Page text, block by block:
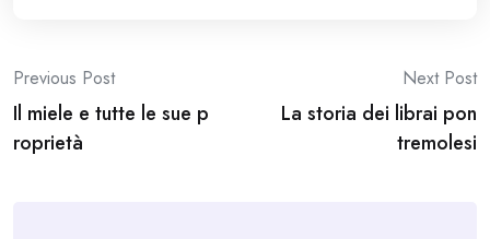
Post
navigation
Previous Post
Il miele e tutte le sue p
roprietà
Next Post
La storia dei librai pon
tremolesi